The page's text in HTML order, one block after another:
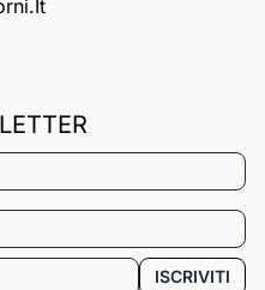
ISCRIVITI